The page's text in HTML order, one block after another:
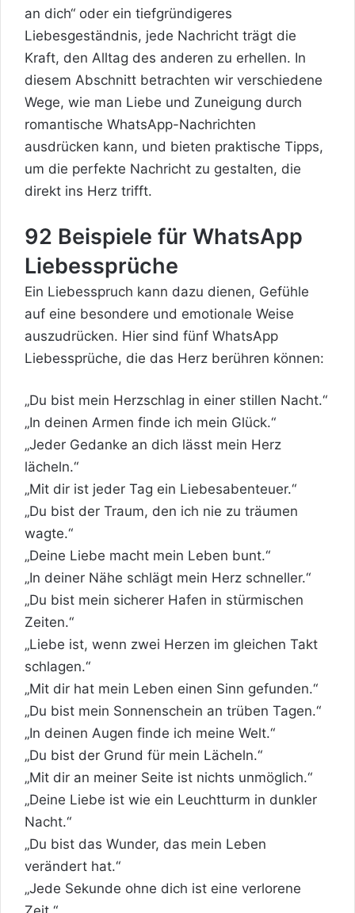
an dich“ oder ein tiefgründigeres
Liebesgeständnis, jede Nachricht trägt die
Kraft, den Alltag des anderen zu erhellen. In
diesem Abschnitt betrachten wir verschiedene
Wege, wie man Liebe und Zuneigung durch
romantische WhatsApp-Nachrichten
ausdrücken kann, und bieten praktische Tipps,
um die perfekte Nachricht zu gestalten, die
direkt ins Herz trifft.
92 Beispiele für WhatsApp
Liebessprüche
Ein Liebesspruch kann dazu dienen, Gefühle
auf eine besondere und emotionale Weise
auszudrücken. Hier sind fünf WhatsApp
Liebessprüche, die das Herz berühren können:
„Du bist mein Herzschlag in einer stillen Nacht.“
„In deinen Armen finde ich mein Glück.“
„Jeder Gedanke an dich lässt mein Herz
lächeln.“
„Mit dir ist jeder Tag ein Liebesabenteuer.“
„Du bist der Traum, den ich nie zu träumen
wagte.“
„Deine Liebe macht mein Leben bunt.“
„In deiner Nähe schlägt mein Herz schneller.“
„Du bist mein sicherer Hafen in stürmischen
Zeiten.“
„Liebe ist, wenn zwei Herzen im gleichen Takt
schlagen.“
„Mit dir hat mein Leben einen Sinn gefunden.“
„Du bist mein Sonnenschein an trüben Tagen.“
„In deinen Augen finde ich meine Welt.“
„Du bist der Grund für mein Lächeln.“
„Mit dir an meiner Seite ist nichts unmöglich.“
„Deine Liebe ist wie ein Leuchtturm in dunkler
Nacht.“
„Du bist das Wunder, das mein Leben
verändert hat.“
„Jede Sekunde ohne dich ist eine verlorene